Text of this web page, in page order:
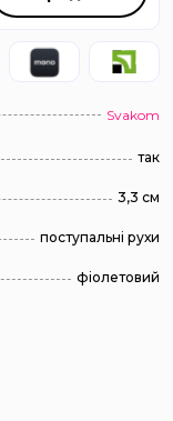
Svakom
так
3,3 см
поступальні рухи
фіолетовий